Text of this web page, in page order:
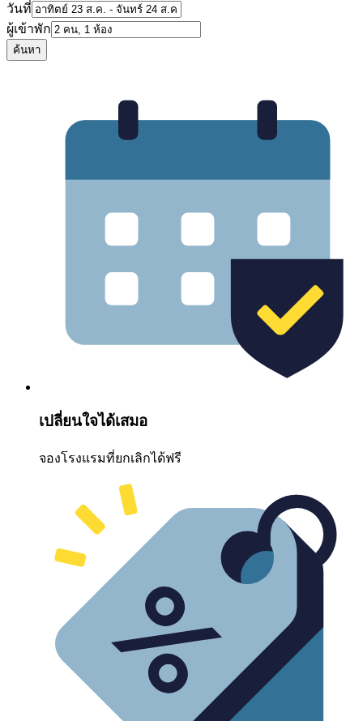
วันที่
ผู้เข้าพัก
ค้นหา
เปลี่ยนใจได้เสมอ
จองโรงแรมที่ยกเลิกได้ฟรี